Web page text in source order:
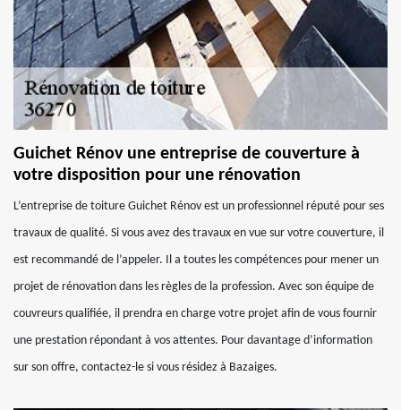
Guichet Rénov une entreprise de couverture à
votre disposition pour une rénovation
L’entreprise de toiture Guichet Rénov est un professionnel réputé pour ses
travaux de qualité. Si vous avez des travaux en vue sur votre couverture, il
est recommandé de l’appeler. Il a toutes les compétences pour mener un
projet de rénovation dans les règles de la profession. Avec son équipe de
couvreurs qualifiée, il prendra en charge votre projet afin de vous fournir
une prestation répondant à vos attentes. Pour davantage d’information
sur son offre, contactez-le si vous résidez à Bazaiges.